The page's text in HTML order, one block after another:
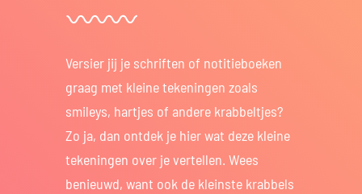
Versier jij je schriften of notitieboeken
graag met kleine tekeningen zoals
smileys, hartjes of andere krabbeltjes?
Zo ja, dan ontdek je hier wat deze kleine
tekeningen over je vertellen. Wees
benieuwd, want ook de kleinste krabbels